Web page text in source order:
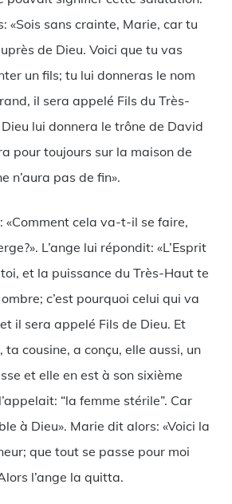
«Sois sans crainte, Marie, car tu
de Dieu. Voici que tu vas
un fils; tu lui donneras le nom
il sera appelé Fils du Très-
lui donnera le trône de David
pour toujours sur la maison de
n’aura pas de fin».
«Comment cela va-t-il se faire,
L’ange lui répondit: «L’Esprit
et la puissance du Très-Haut te
c’est pourquoi celui qui va
il sera appelé Fils de Dieu. Et
ta cousine, a conçu, elle aussi, un
et elle en est à son sixième
“la femme stérile”. Car
à Dieu». Marie dit alors: «Voici la
que tout se passe pour moi
l’ange la quitta.